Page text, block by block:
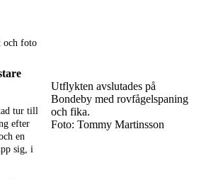
och foto
tur till
efter
en
sig, i
Utflykten avslutades på
Bondeby med rovfågelspaning
och fika.
Foto: Tommy Martinsson